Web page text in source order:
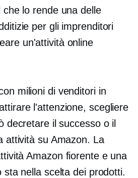
lo rende una delle
per gli imprenditori
un'attività online
milioni di venditori in
l'attenzione, scegliere
decretare il successo o il
attività su Amazon. La
Amazon fiorente e una
sta nella scelta dei prodotti.